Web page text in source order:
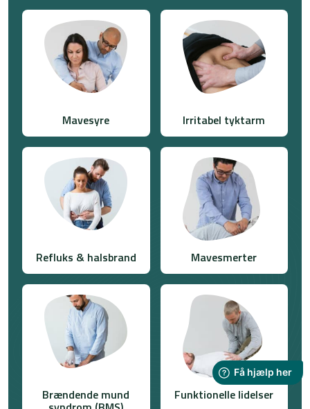
Mavesyre Irritabel tyktarm​
Refluks & halsbrand Mavesmerter
Brændende mund Funktionelle lidelser